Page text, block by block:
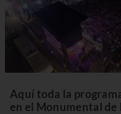
Aquí toda la
en el Monumental de